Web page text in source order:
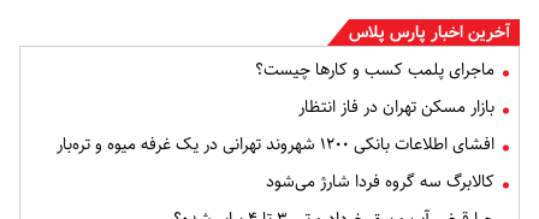
آخرین اخبار پارس پلاس
ماجرای پلمب کسب و کارها چیست؟
بازار مسکن تهران در فاز انتظار
افشای اطلاعات بانکی ۱۲۰۰ شهروند تهرانی در یک غرفه میوه و تره‌بار
کالابرگ سه گروه فردا شارژ می‌شود